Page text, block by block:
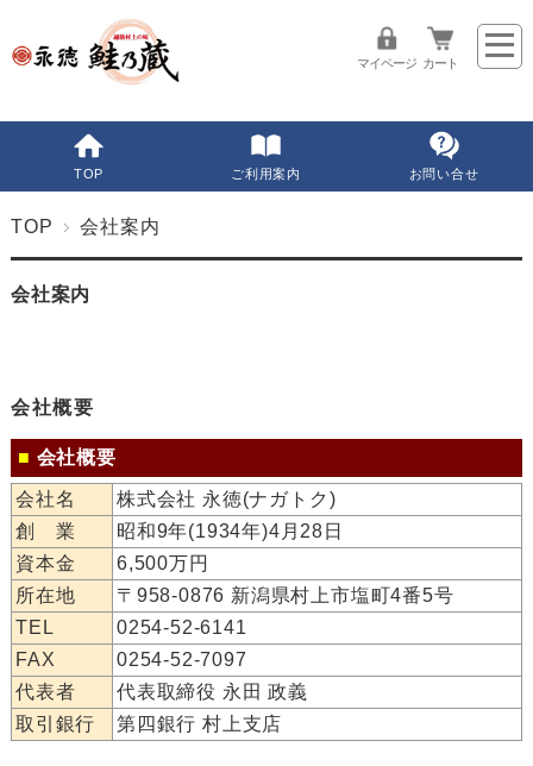
マイページ カート
TOP ご利用案内 お問い合せ
TOP 会社案内
会社案内
会社概要
■ 会社概要
会社名
株式会社 永徳(ナガトク)
創 業
昭和9年(1934年)4月28日
資本金
6,500万円
所在地
〒958-0876 新潟県村上市塩町4番5号
TEL
0254-52-6141
FAX
0254-52-7097
代表者
代表取締役 永田 政義
取引銀行
第四銀行 村上支店